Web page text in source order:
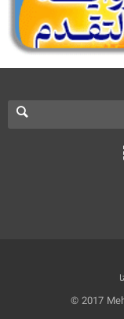
© 2017